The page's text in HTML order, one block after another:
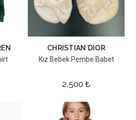
CHRISTIAN DIOR
Kız Bebek Pembe Babet
2,500 ₺